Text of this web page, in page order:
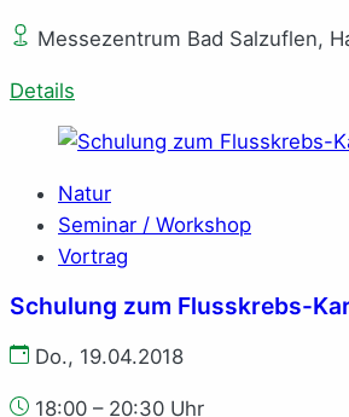
Messezentrum Bad Salzuflen,
Details
Natur
Seminar / Workshop
Vortrag
Schulung zum Flusskrebs-
Do., 19.04.2018
18:00 – 20:30 Uhr